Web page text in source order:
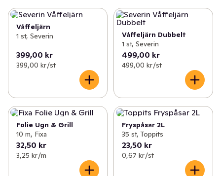
Våffeljärn
1 st, Severin
399,00 kr
399,00 kr /st
Våffeljärn Dubbelt
1 st, Severin
499,00 kr
499,00 kr /st
Folie Ugn & Grill
10 m, Fixa
32,50 kr
3,25 kr /m
Fryspåsar 2L
35 st, Toppits
23,50 kr
0,67 kr /st